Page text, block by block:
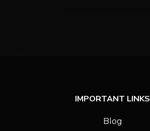
IMPORTANT LINKS
Blog